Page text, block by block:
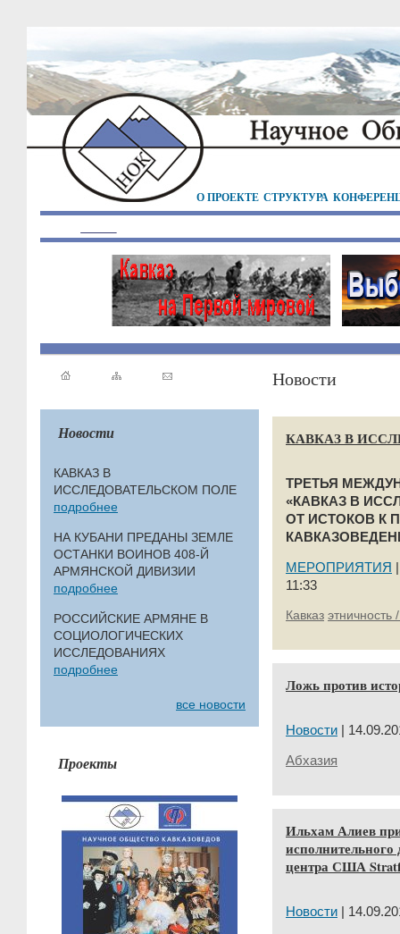
О ПРОЕКТЕ СТРУКТУРА
Новости
КАВКАЗ В
ИССЛЕДОВАТЕЛЬСКОМ ПОЛЕ
подробнее
НА КУБАНИ ПРЕДАНЫ ЗЕМЛЕ
ОСТАНКИ ВОИНОВ 408-Й
АРМЯНСКОЙ ДИВИЗИИ
подробнее
РОССИЙСКИЕ АРМЯНЕ В
СОЦИОЛОГИЧЕСКИХ
ИССЛЕДОВАНИЯХ
подробнее
все новости
Проекты
Новости
КАВКАЗ В
ТРЕТЬЯ
«КАВКАЗ В
ОТ ИСТОКОВ К
МЕРОПРИЯТИЯ
11:33
Кавказ этничность
Ложь против
Новости |
Абхазия
Ильхам Алиев
исполнительного
центра США
Новости |